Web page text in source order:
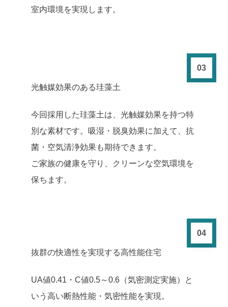
室内環境を実現します。
03
光触媒効果のある珪藻土
今回採用した珪藻土は、光触媒効果を持つ特
別な素材です。吸湿・脱臭効果に加えて、抗
菌・空気清浄効果も期待できます。
ご家族の健康を守り、クリーンな空気環境を
保ちます。
04
抜群の快適性を実現する高性能住宅
UA値0.41・C値0.5～0.6（気密測定実施）と
いう高い断熱性能・気密性能を実現。